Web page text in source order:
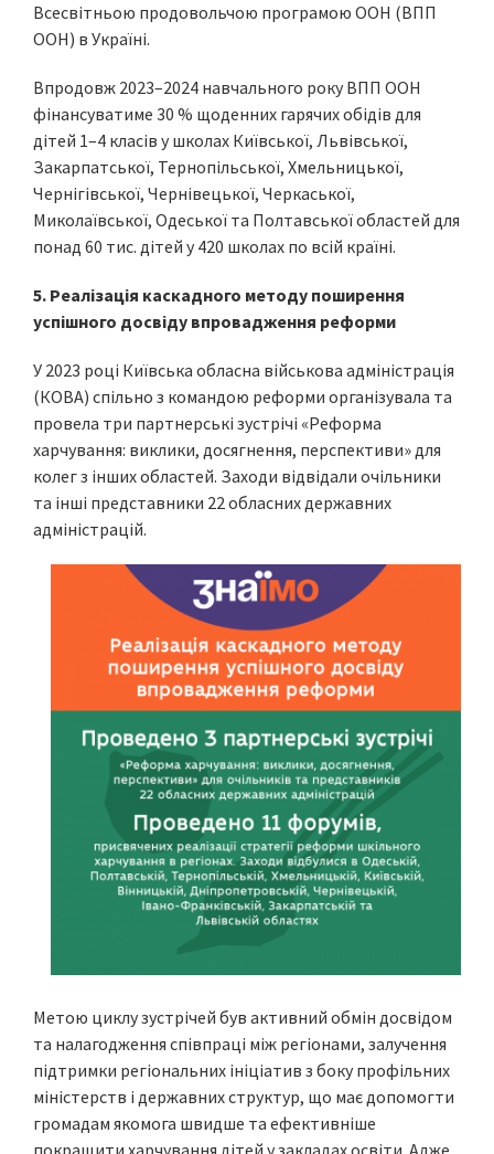
Всесвітньою продовольчою програмою ООН (ВПП
ООН) в Україні.
Впродовж 2023–2024 навчального року ВПП ООН
фінансуватиме 30 % щоденних гарячих обідів для
дітей 1–4 класів у школах Київської, Львівської,
Закарпатської, Тернопільської, Хмельницької,
Чернігівської, Чернівецької, Черкаської,
Миколаївської, Одеської та Полтавської областей для
понад 60 тис. дітей у 420 школах по всій країні.
5. Реалізація каскадного методу поширення
успішного досвіду впровадження реформи
У 2023 році Київська обласна військова адміністрація
(КОВА) спільно з командою реформи організувала та
провела три партнерські зустрічі «Реформа
харчування: виклики, досягнення, перспективи» для
колег з інших областей. Заходи відвідали очільники
та інші представники 22 обласних державних
адміністрацій.
Метою циклу зустрічей був активний обмін досвідом
та налагодження співпраці між регіонами, залучення
підтримки регіональних ініціатив з боку профільних
міністерств і державних структур, що має допомогти
громадам якомога швидше та ефективніше
покращити харчування дітей у закладах освіти. Адже